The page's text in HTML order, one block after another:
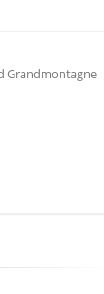
Grandmontagne